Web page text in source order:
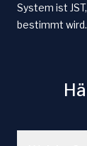
System ist
bestimmt wird.